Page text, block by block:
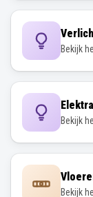
Bekijk
Elektra
Bekijk
Bekijk